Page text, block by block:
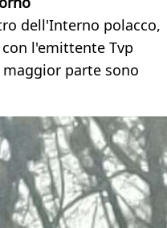
dell'Interno polacco,
l'emittente Tvp
parte sono